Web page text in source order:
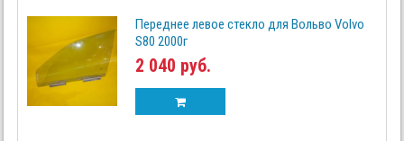
Переднее левое стекло для Вольво Volvo
S80 2000г
2 040 руб.